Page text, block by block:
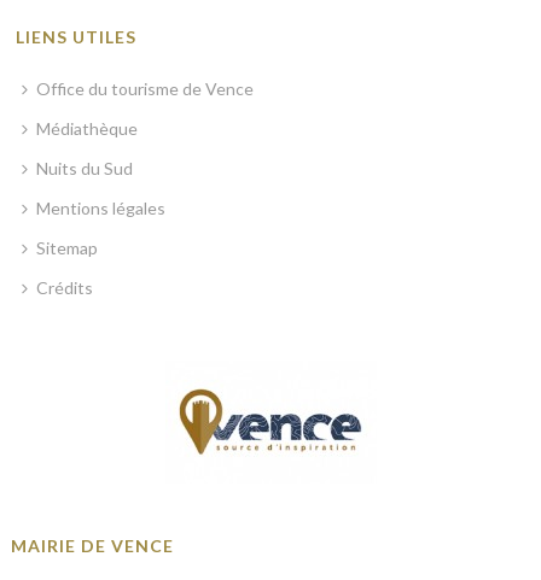
LIENS UTILES
Office du tourisme de Vence
Médiathèque
Nuits du Sud
Mentions légales
Sitemap
Crédits
MAIRIE DE VENCE